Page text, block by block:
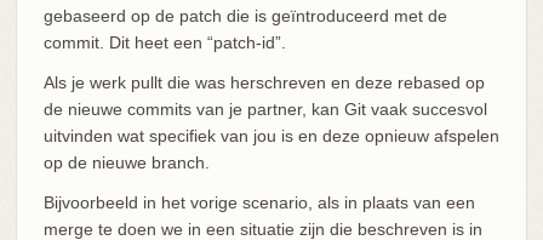
gebaseerd op de patch die is geïntroduceerd met de
commit. Dit heet een “patch-id”.
Als je werk pullt die was herschreven en deze rebased op
de nieuwe commits van je partner, kan Git vaak succesvol
uitvinden wat specifiek van jou is en deze opnieuw afspelen
op de nieuwe branch.
Bijvoorbeeld in het vorige scenario, als in plaats van een
merge te doen we in een situatie zijn die beschreven is in